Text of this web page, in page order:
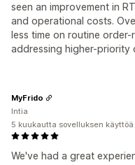
seen an improvement in
and operational costs.
less time on routine
addressing higher-priority
We've had a great
MyFrido
Intia
5 kuukautta sovelluksen käyttöä